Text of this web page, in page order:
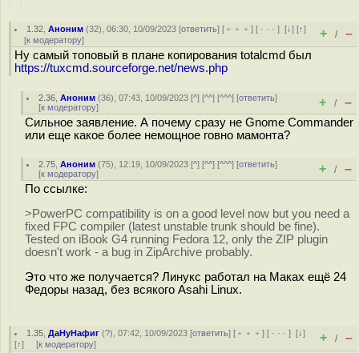
1.32 ,Аноним (32), 06:30, 10/09/2023 [ответить] [ ﹢﹢﹢] [ · · ·][↓] [↑]
[к модератору] + / –
Ну самый топовый в плане копирования totalcmd был
https://tuxcmd.sourceforge.net/news.php
2.36 ,Аноним (36), 07:43, 10/09/2023 [^] [^^] [^^^] [ответить]
[к модератору] + / –
Сильное заявление. А почему сразу не Gnome Commander
или еще какое более немощное говно мамонта?
2.75 ,Аноним (75), 12:19, 10/09/2023 [^] [^^] [^^^] [ответить]
[к модератору] + / –
По ссылке:
>PowerPC compatibility is on a good level now but you need a
fixed FPC compiler (latest unstable trunk should be fine).
Tested on iBook G4 running Fedora 12, only the ZIP plugin
doesn't work - a bug in ZipArchive probably.
Это что же получается? Линукс работал на Маках ещё 24
Федоры назад, без всякого Asahi Linux.
1.35 ,ДаНуНафиг (?), 07:42, 10/09/2023 [ответить] [ ﹢﹢﹢] [ · · ·][↓]
[↑] [к модератору] + / –